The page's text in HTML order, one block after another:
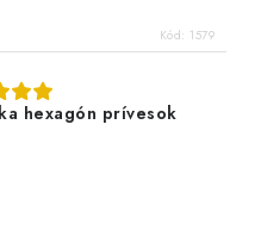
Kód: 1579
hexagón prívesok